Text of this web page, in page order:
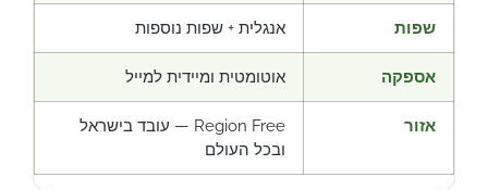
שפות אנגלית + שפות נוספות
אספקה אוטומטית ומיידית למייל
אזור
Region Free — עובד בישראל
ובכל העולם